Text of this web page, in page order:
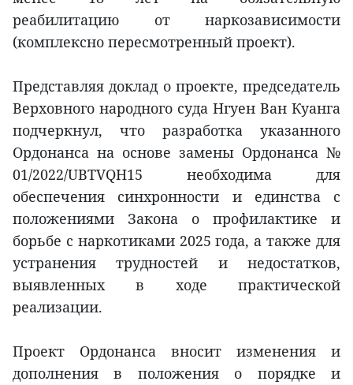
реабилитацию от наркозависимости
(комплексно пересмотренный проект).
Представляя доклад о проекте, председатель
Верховного народного суда Нгуен Ван Куанга
подчеркнул, что разработка указанного
Ордонанса на основе замены Ордонанса №
01/2022/UBTVQH15 необходима для
обеспечения синхронности и единства с
положениями Закона о профилактике и
борьбе с наркотиками 2025 года, а также для
устранения трудностей и недостатков,
выявленных в ходе практической
реализации.
Проект Ордонанса вносит изменения и
дополнения в положения о порядке и